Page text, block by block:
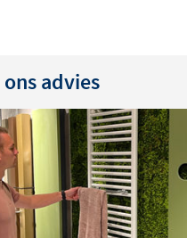
ons advies